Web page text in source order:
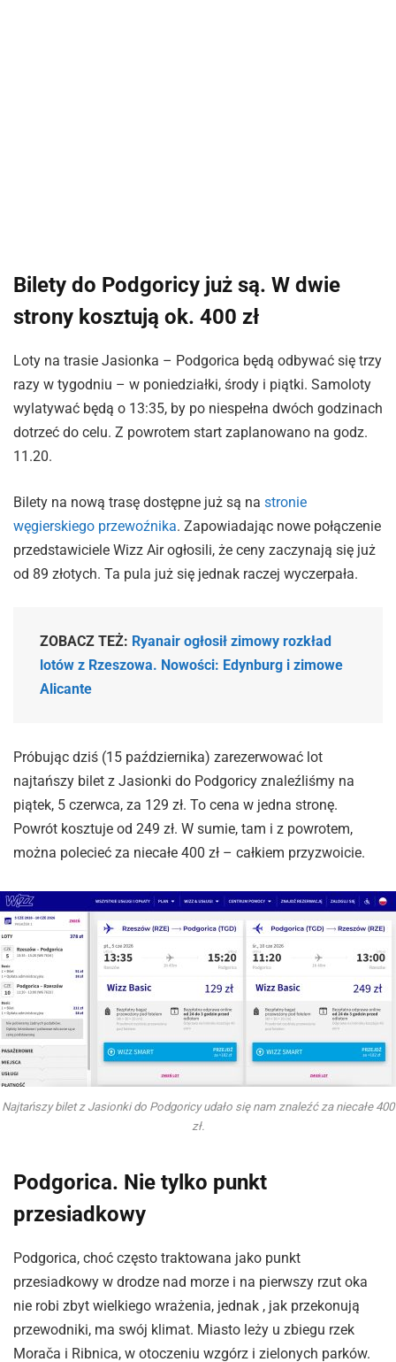
Bilety do Podgoricy już są. W dwie
strony kosztują ok. 400 zł
Loty na trasie Jasionka – Podgorica będą odbywać się trzy
razy w tygodniu – w poniedziałki, środy i piątki. Samoloty
wylatywać będą o 13:35, by po niespełna dwóch godzinach
dotrzeć do celu. Z powrotem start zaplanowano na godz.
11.20.
Bilety na nową trasę dostępne już są na stronie
węgierskiego przewoźnika. Zapowiadając nowe połączenie
przedstawiciele Wizz Air ogłosili, że ceny zaczynają się już
od 89 złotych. Ta pula już się jednak raczej wyczerpała.
ZOBACZ TEŻ: Ryanair ogłosił zimowy rozkład
lotów z Rzeszowa. Nowości: Edynburg i zimowe
Alicante
Próbując dziś (15 października) zarezerwować lot
najtańszy bilet z Jasionki do Podgoricy znaleźliśmy na
piątek, 5 czerwca, za 129 zł. To cena w jedna stronę.
Powrót kosztuje od 249 zł. W sumie, tam i z powrotem,
można polecieć za niecałe 400 zł – całkiem przyzwoicie.
Najtańszy bilet z Jasionki do Podgoricy udało się nam znaleźć za niecałe 400
zł.
Podgorica. Nie tylko punkt
przesiadkowy
Podgorica, choć często traktowana jako punkt
przesiadkowy w drodze nad morze i na pierwszy rzut oka
nie robi zbyt wielkiego wrażenia, jednak , jak przekonują
przewodniki, ma swój klimat. Miasto leży u zbiegu rzek
Morača i Ribnica, w otoczeniu wzgórz i zielonych parków.